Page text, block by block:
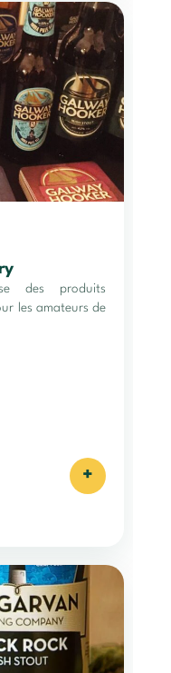
des produits
les amateurs de
+